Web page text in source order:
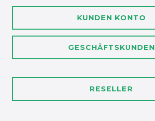
KUNDEN KONTO
GESCHÄFTSKUNDEN
RESELLER